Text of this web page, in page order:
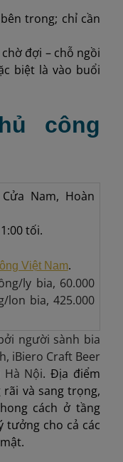
trong; chỉ cần
đợi – chỗ ngồi
biệt là vào buổi
công
Nam, Hoàn
tối.
Việt Nam.
ly bia, 60.000
lon bia, 425.000
người sành bia
iBiero Craft Beer
Nội. Địa điểm
và sang trọng,
cách ở tầng
tưởng cho cả các